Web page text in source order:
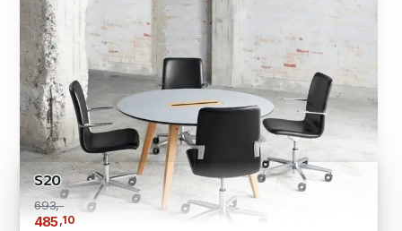
S20
693,-
485,10